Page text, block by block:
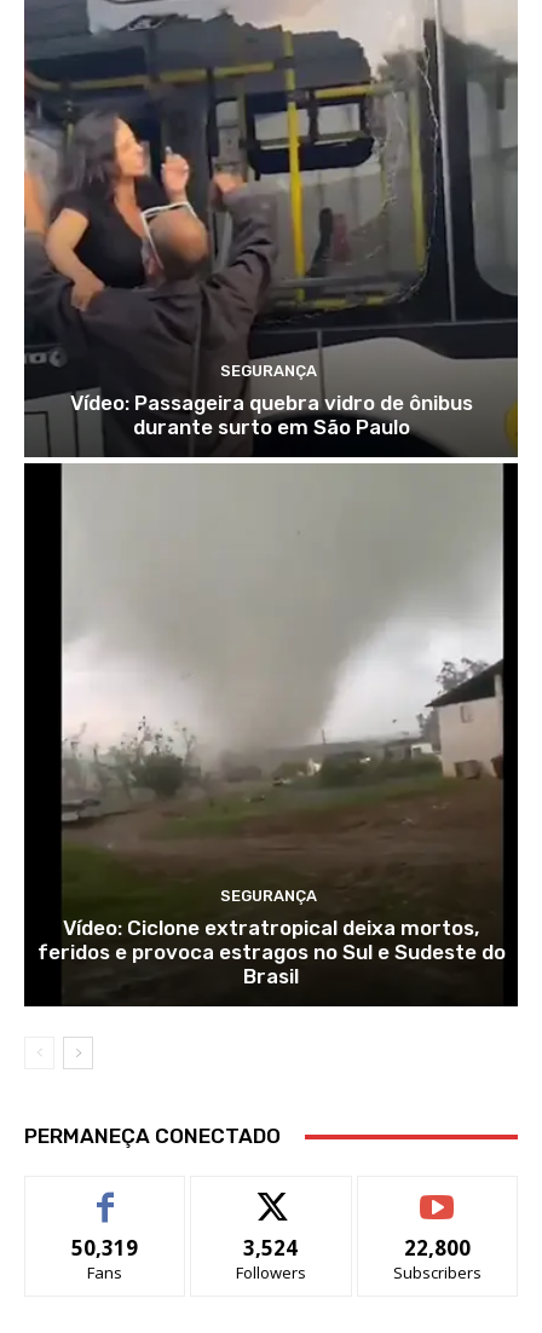
SEGURANÇA
Vídeo: Passageira quebra vidro de ônibus
durante surto em São Paulo
SEGURANÇA
Vídeo: Ciclone extratropical deixa mortos,
feridos e provoca estragos no Sul e Sudeste do
Brasil
PERMANEÇA CONECTADO
50,319
Fans
3,524
Followers
22,800
Subscribers